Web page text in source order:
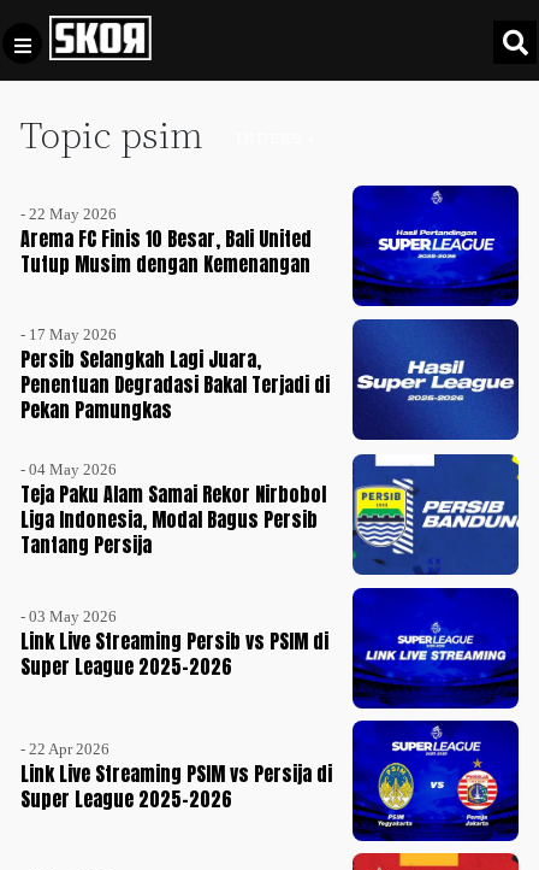
Topic psim
- 22 May 2026
Arema FC Finis 10 Besar, Bali United
Tutup Musim dengan Kemenangan
- 17 May 2026
Persib Selangkah Lagi Juara,
Penentuan Degradasi Bakal Terjadi di
Pekan Pamungkas
- 04 May 2026
Teja Paku Alam Samai Rekor Nirbobol
Liga Indonesia, Modal Bagus Persib
Tantang Persija
- 03 May 2026
Link Live Streaming Persib vs PSIM di
Super League 2025-2026
- 22 Apr 2026
Link Live Streaming PSIM vs Persija di
Super League 2025-2026
Football +
Culture +
Timnas
Indonesia
SPECIAL
Video
Privacy
Pedoman
Pemberitaan
Media
Disclaimer
Tentang